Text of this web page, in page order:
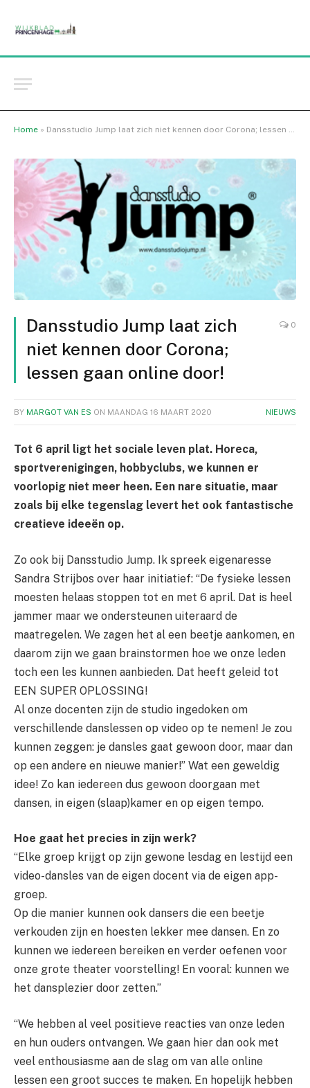
Home » Dansstudio Jump laat zich niet kennen door Corona; lessen gaan online door!
Dansstudio Jump laat zich
niet kennen door Corona;
lessen gaan online door!
0
BY MARGOT VAN ES ON MAANDAG 16 MAART 2020 NIEUWS
Tot 6 april ligt het sociale leven plat. Horeca,
sportverenigingen, hobbyclubs, we kunnen er
voorlopig niet meer heen. Een nare situatie, maar
zoals bij elke tegenslag levert het ook fantastische
creatieve ideeën op.
Zo ook bij Dansstudio Jump. Ik spreek eigenaresse
Sandra Strijbos over haar initiatief: “De fysieke lessen
moesten helaas stoppen tot en met 6 april. Dat is heel
jammer maar we ondersteunen uiteraard de
maatregelen. We zagen het al een beetje aankomen, en
daarom zijn we gaan brainstormen hoe we onze leden
toch een les kunnen aanbieden. Dat heeft geleid tot
EEN SUPER OPLOSSING!
Al onze docenten zijn de studio ingedoken om
verschillende danslessen op video op te nemen! Je zou
kunnen zeggen: je dansles gaat gewoon door, maar dan
op een andere en nieuwe manier!” Wat een geweldig
idee! Zo kan iedereen dus gewoon doorgaan met
dansen, in eigen (slaap)kamer en op eigen tempo.
Hoe gaat het precies in zijn werk?
“Elke groep krijgt op zijn gewone lesdag en lestijd een
video-dansles van de eigen docent via de eigen app-
groep.
Op die manier kunnen ook dansers die een beetje
verkouden zijn en hoesten lekker mee dansen. En zo
kunnen we iedereen bereiken en verder oefenen voor
onze grote theater voorstelling! En vooral: kunnen we
het dansplezier door zetten.”
“We hebben al veel positieve reacties van onze leden
en hun ouders ontvangen. We gaan hier dan ook met
veel enthousiasme aan de slag om van alle online
lessen een groot succes te maken. En hopelijk hebben